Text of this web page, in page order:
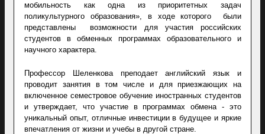
мобильность как одна из приоритетных задач
поликультурного образования», в ходе которого были
представлены возможности для участия российских
студентов в обменных программах образовательного и
научного характера.
Профессор Шеленкова преподает английский язык и
проводит занятия в том числе и для приезжающих на
включенное семестровое обучение иностранных студентов
и утверждает, что участие в программах обмена - это
уникальный опыт, отличные инвестиции в будущее и яркие
впечатления от жизни и учебы в другой стране.